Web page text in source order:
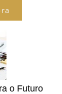
o Futuro